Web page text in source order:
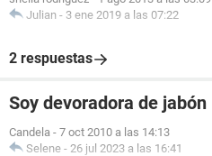
Julian - 3 ene 2019 a las 07:22
2 respuestas
Soy devoradora de jabón
Candela - 7 oct 2010 a las 14:13
Selene - 26 jul 2023 a las 16:41